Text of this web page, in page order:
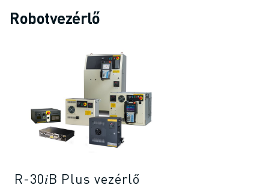
Robotvezérlő
R-30𝑖B Plus vezérlő